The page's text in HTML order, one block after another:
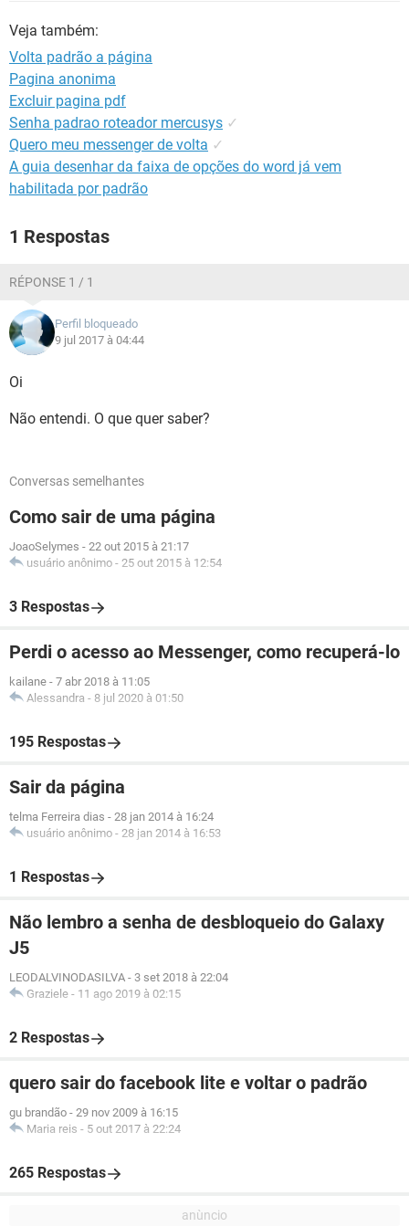
Veja também:
Volta padrão a página
Pagina anonima
Excluir pagina pdf
Senha padrao roteador mercusys ✓
Quero meu messenger de volta ✓
A guia desenhar da faixa de opções do word já vem
habilitada por padrão
1 Respostas
RÉPONSE 1 / 1
Perfil bloqueado
9 jul 2017 à 04:44
Oi
Não entendi. O que quer saber?
Conversas semelhantes
Como sair de uma página
JoaoSelymes - 22 out 2015 à 21:17
usuário anônimo - 25 out 2015 à 12:54
3 Respostas
Perdi o acesso ao Messenger, como recuperá-lo
kailane - 7 abr 2018 à 11:05
Alessandra - 8 jul 2020 à 01:50
195 Respostas
Sair da página
telma Ferreira dias - 28 jan 2014 à 16:24
usuário anônimo - 28 jan 2014 à 16:53
1 Respostas
Não lembro a senha de desbloqueio do Galaxy
J5
LEODALVINODASILVA - 3 set 2018 à 22:04
Graziele - 11 ago 2019 à 02:15
2 Respostas
quero sair do facebook lite e voltar o padrão
gu brandão - 29 nov 2009 à 16:15
Maria reis - 5 out 2017 à 22:24
265 Respostas